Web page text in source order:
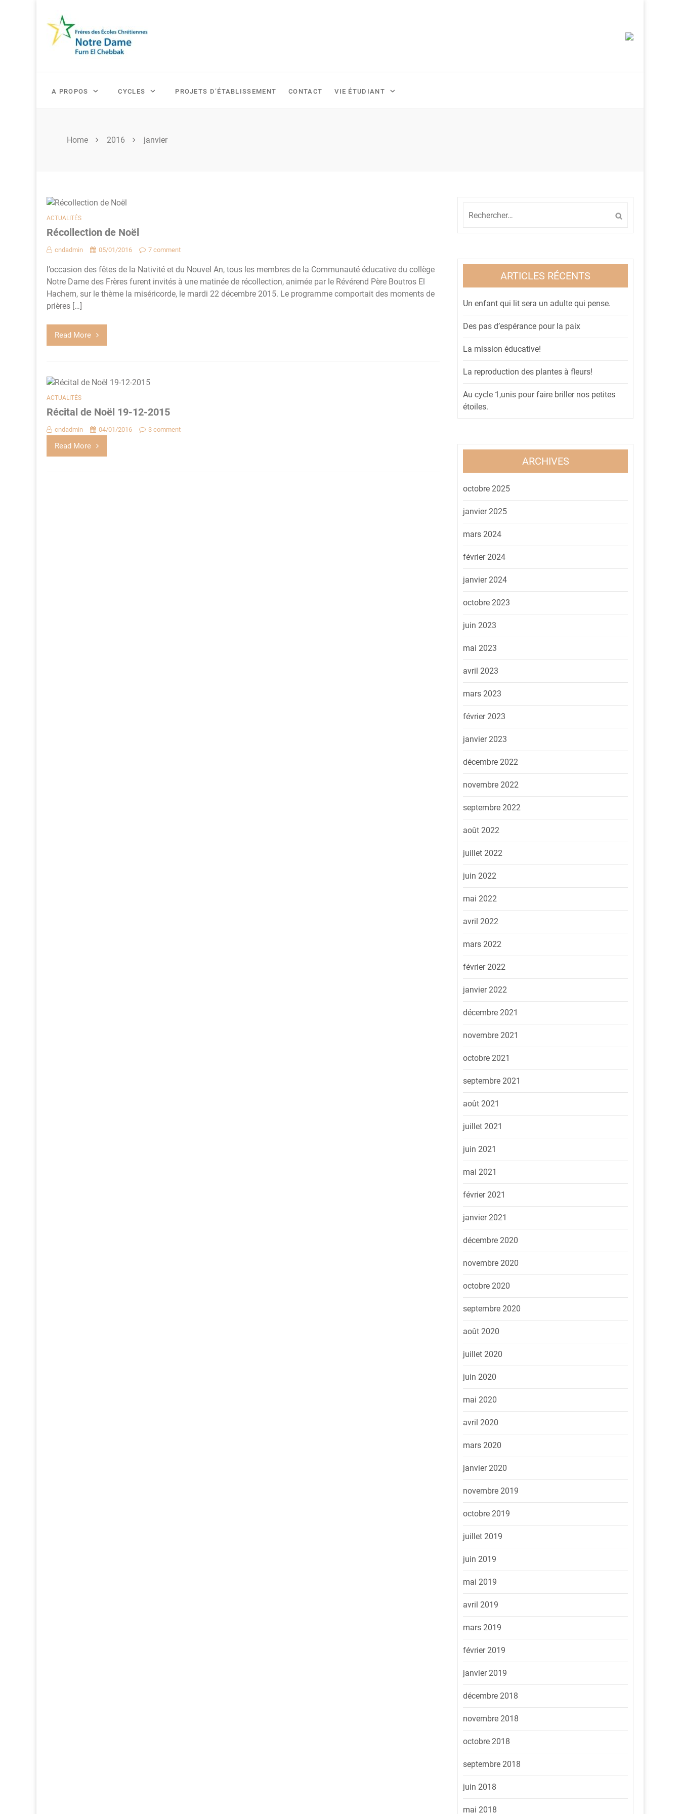
content
A PROPOS CYCLES PROJETS D’ÉTABLISSEMENT CONTACT VIE ÉTUDIANT
Home 2016 janvier
ACTUALITÉS
Récollection de Noël
cndadmin 05/01/2016 7 comment
l’occasion des fêtes de la Nativité et du Nouvel An, tous les membres de la Communauté éducative du collège
Notre Dame des Frères furent invités à une matinée de récollection, animée par le Révérend Père Boutros El
Hachem, sur le thème la miséricorde, le mardi 22 décembre 2015. Le programme comportait des moments de
prières […]
Read More
ACTUALITÉS
Récital de Noël 19-12-2015
cndadmin 04/01/2016 3 comment
Read More
ARTICLES RÉCENTS
Un enfant qui lit sera un adulte qui pense.
Des pas d’espérance pour la paix
La mission éducative!
La reproduction des plantes à fleurs!
Au cycle 1,unis pour faire briller nos petites
étoiles.
ARCHIVES
octobre 2025
janvier 2025
mars 2024
février 2024
janvier 2024
octobre 2023
juin 2023
mai 2023
avril 2023
mars 2023
février 2023
janvier 2023
décembre 2022
novembre 2022
septembre 2022
août 2022
juillet 2022
juin 2022
mai 2022
avril 2022
mars 2022
février 2022
janvier 2022
décembre 2021
novembre 2021
octobre 2021
septembre 2021
août 2021
juillet 2021
juin 2021
mai 2021
février 2021
janvier 2021
décembre 2020
novembre 2020
octobre 2020
septembre 2020
août 2020
juillet 2020
juin 2020
mai 2020
avril 2020
mars 2020
janvier 2020
novembre 2019
octobre 2019
juillet 2019
juin 2019
mai 2019
avril 2019
mars 2019
février 2019
janvier 2019
décembre 2018
novembre 2018
octobre 2018
septembre 2018
juin 2018
mai 2018